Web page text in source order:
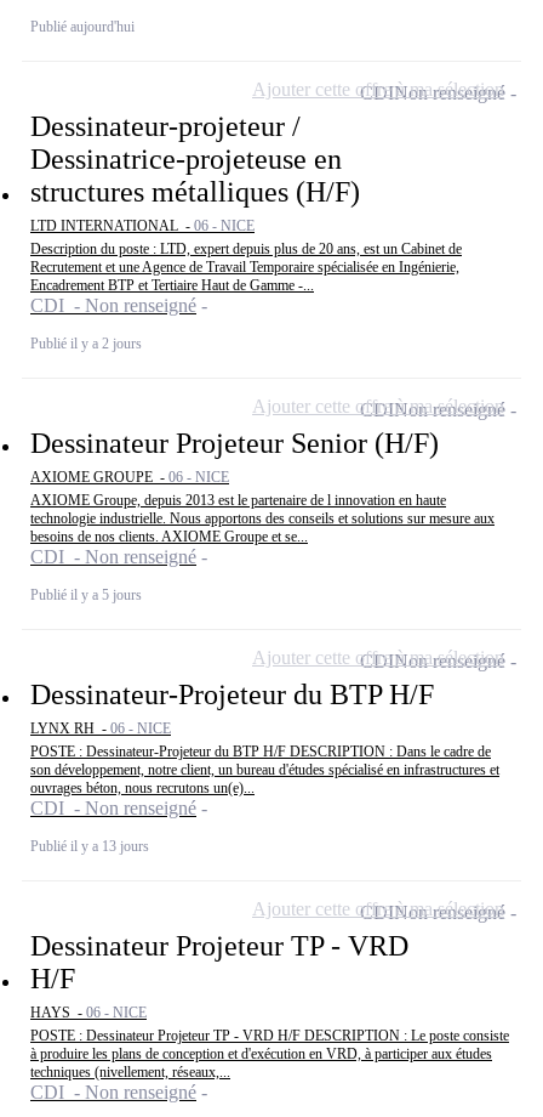
Publié aujourd'hui
Dessinateur-projeteur /
Dessinatrice-projeteuse en
structures métalliques (H/F)
LTD INTERNATIONAL - 06 - NICE
Description du poste : LTD, expert depuis plus de 20 ans, est un Cabinet de
Recrutement et une Agence de Travail Temporaire spécialisée en Ingénierie,
Encadrement BTP et Tertiaire Haut de Gamme -...
CDI - Non renseigné
Publié il y a 2 jours
CDINon renseigné
Ajouter cette offre à ma sélection
Dessinateur Projeteur Senior (H/F)
AXIOME GROUPE - 06 - NICE
AXIOME Groupe, depuis 2013 est le partenaire de l innovation en haute
technologie industrielle. Nous apportons des conseils et solutions sur mesure aux
besoins de nos clients. AXIOME Groupe et se...
CDI - Non renseigné
Publié il y a 5 jours
CDINon renseigné
Ajouter cette offre à ma sélection
Dessinateur-Projeteur du BTP H/F
LYNX RH - 06 - NICE
POSTE : Dessinateur-Projeteur du BTP H/F DESCRIPTION : Dans le cadre de
son développement, notre client, un bureau d'études spécialisé en infrastructures et
ouvrages béton, nous recrutons un(e)...
CDI - Non renseigné
Publié il y a 13 jours
CDINon renseigné
Ajouter cette offre à ma sélection
Dessinateur Projeteur TP - VRD
H/F
HAYS - 06 - NICE
POSTE : Dessinateur Projeteur TP - VRD H/F DESCRIPTION : Le poste consiste
à produire les plans de conception et d'exécution en VRD, à participer aux études
techniques (nivellement, réseaux,...
CDI - Non renseigné
CDINon renseigné
Ajouter cette offre à ma sélection